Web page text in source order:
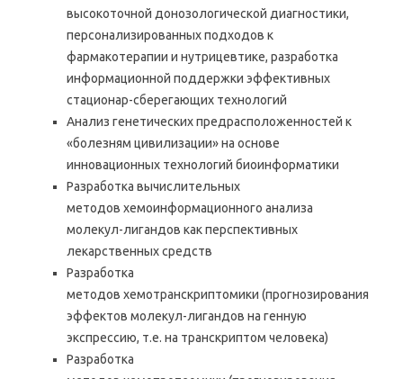
высокоточной донозологической диагностики,
персонализированных подходов к
фармакотерапии и нутрицевтике, разработка
информационной поддержки эффективных
стационар-сберегающих технологий
Анализ генетических предрасположенностей к
«болезням цивилизации» на основе
инновационных технологий биоинформатики
Разработка вычислительных
методов хемоинформационного анализа
молекул-лигандов как перспективных
лекарственных средств
Разработка
методов хемотранскриптомики (прогнозирования
эффектов молекул-лигандов на генную
экспрессию, т.е. на транскриптом человека)
Разработка